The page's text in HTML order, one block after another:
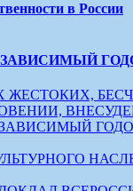
в России
ЖЕСТОКИХ,